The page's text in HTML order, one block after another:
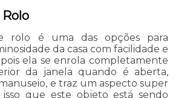
rolo é uma das opções para
da casa com facilidade e
ela se enrola completamente
da janela quando é aberta,
e traz um aspecto super
que este objeto está sendo